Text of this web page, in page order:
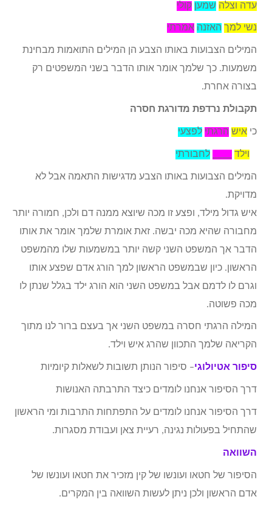
עדה וצלה שמען קולי
נשי למך האזנה אמרתי
המילים הצבועות באותו הצבע הן המילים התואמות מבחינת
משמעות. כך שלמך אומר אותו הדבר בשני המשפטים רק
בצורה אחרת.
תקבולת נרדפת מדורגת חסרה
כי איש הרגתי לפצעי
וילד לחבורתי
המילים הצבועות באותו הצבע מדגישות התאמה אבל לא
מדויקת.
איש גדול מילד, ופצע זו מכה שיוצא ממנה דם ולכן, חמורה יותר
מחבורה שהיא מכה יבשה. זאת אומרת שלמך אומר את אותו
הדבר אך המשפט השני קשה יותר במשמעות שלו מהמשפט
הראשון. כיון שבמשפט הראשון למך הורג אדם שפצע אותו
וגרם לו לדמם אבל במשפט השני הוא הורג ילד בגלל שנתן לו
מכה פשוטה.
המילה הרגתי חסרה במשפט השני אך בעצם ברור לנו מתוך
הקריאה שלמך התכוון שהרג איש וילד.
סיפור אטיולוגי– סיפור הנותן תשובות לשאלות קיומיות
דרך הסיפור אנחנו לומדים כיצד התרבתה האנושות
דרך הסיפור אנחנו לומדים על התפתחות התרבות ומי הראשון
שהתחיל בפעולות נגינה, רעיית צאן ועבודת מסגרות.
השוואה
הסיפור של חטאו ועונשו של קין מזכיר את חטאו ועונשו של
אדם הראשון ולכן ניתן לעשות השוואה בין המקרים.